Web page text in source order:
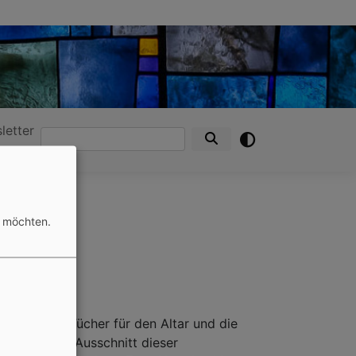
Suche
die grünen Tücher für den Altar und die
kleinen Ausschnitt dieser